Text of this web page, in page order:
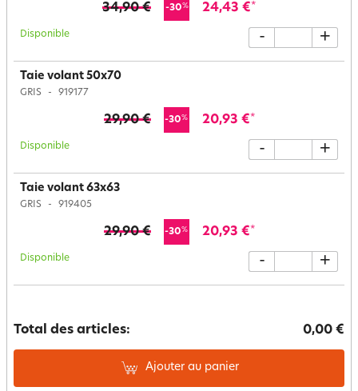
34,90 € -30% 24,43 €*
Disponible - +
Taie volant 50x70
GRIS 919177
29,90 € -30% 20,93 €*
Disponible - +
Taie volant 63x63
GRIS 919405
29,90 € -30% 20,93 €*
Disponible - +
Total des articles: 0,00 €
Ajouter au panier